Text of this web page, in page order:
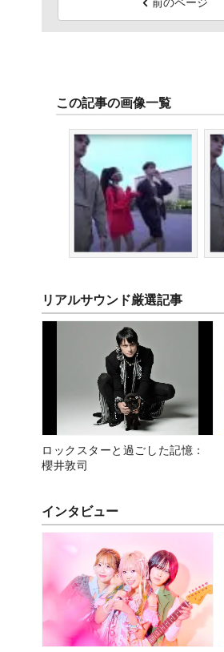
この記事の画像一覧
リアルサウンド厳選記事
ロックスターと過ごした記憶：
櫻井敦司
インタビュー